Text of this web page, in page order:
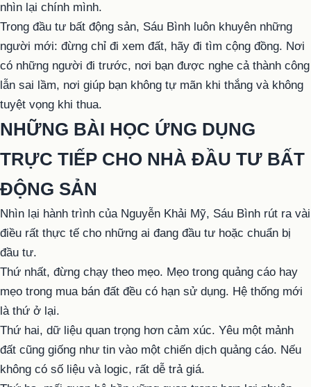
nhìn lại chính mình.
Trong đầu tư bất động sản, Sáu Bình luôn khuyên những
người mới: đừng chỉ đi xem đất, hãy đi tìm cộng đồng. Nơi
có những người đi trước, nơi bạn được nghe cả thành công
lẫn sai lầm, nơi giúp bạn không tự mãn khi thắng và không
tuyệt vọng khi thua.
NHỮNG BÀI HỌC ỨNG DỤNG
TRỰC TIẾP CHO NHÀ ĐẦU TƯ BẤT
ĐỘNG SẢN
Nhìn lại hành trình của Nguyễn Khải Mỹ, Sáu Bình rút ra vài
điều rất thực tế cho những ai đang đầu tư hoặc chuẩn bị
đầu tư.
Thứ nhất, đừng chạy theo mẹo. Mẹo trong quảng cáo hay
mẹo trong mua bán đất đều có hạn sử dụng. Hệ thống mới
là thứ ở lại.
Thứ hai, dữ liệu quan trọng hơn cảm xúc. Yêu một mảnh
đất cũng giống như tin vào một chiến dịch quảng cáo. Nếu
không có số liệu và logic, rất dễ trả giá.